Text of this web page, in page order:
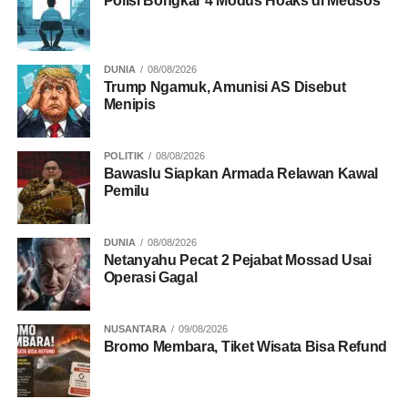
DUNIA 08/08/2026
Trump Ngamuk, Amunisi AS Disebut
Menipis
POLITIK 08/08/2026
Bawaslu Siapkan Armada Relawan Kawal
Pemilu
DUNIA 08/08/2026
Netanyahu Pecat 2 Pejabat Mossad Usai
Operasi Gagal
NUSANTARA 09/08/2026
Bromo Membara, Tiket Wisata Bisa Refund